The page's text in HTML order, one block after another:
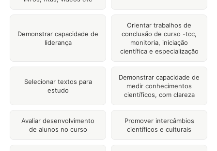
Demonstrar capacidade de
liderança
Orientar trabalhos de
conclusão de curso -tcc,
monitoria, iniciação
científica e especialização
Selecionar textos para
estudo
Demonstrar capacidade de
medir conhecimentos
científicos, com clareza
Avaliar desenvolvimento
de alunos no curso
Promover intercâmbios
científicos e culturais